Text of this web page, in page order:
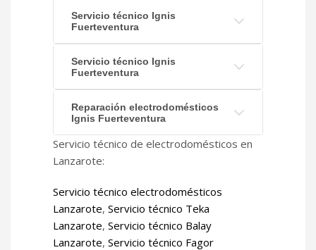
Servicio técnico Ignis
Fuerteventura
Servicio técnico Ignis
Fuerteventura
Reparación electrodomésticos
Ignis Fuerteventura
Servicio técnico de electrodomésticos en
Lanzarote:
Servicio técnico electrodomésticos
Lanzarote, Servicio técnico Teka
Lanzarote, Servicio técnico Balay
Lanzarote, Servicio técnico Fagor